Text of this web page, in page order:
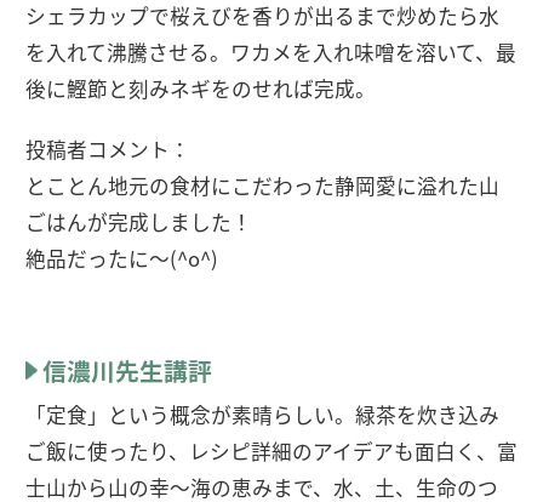
シェラカップで桜えびを香りが出るまで炒めたら水
を入れて沸騰させる。ワカメを入れ味噌を溶いて、最
後に鰹節と刻みネギをのせれば完成。
投稿者コメント：
とことん地元の食材にこだわった静岡愛に溢れた山
ごはんが完成しました！
絶品だったに〜(^o^)
信濃川先生講評
「定食」という概念が素晴らしい。緑茶を炊き込み
ご飯に使ったり、レシピ詳細のアイデアも面白く、富
士山から山の幸〜海の恵みまで、水、土、生命のつ